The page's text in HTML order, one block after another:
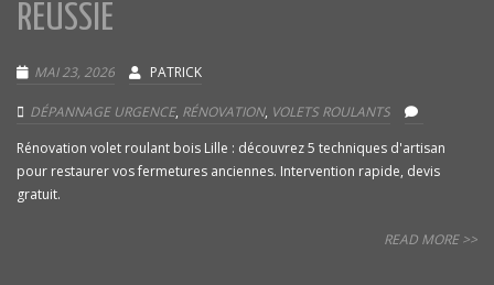
RÉUSSIE
MAI 23, 2026 PATRICK
DÉPANNAGE URGENCE, RÉNOVATION, VOLETS ROULANTS
Rénovation volet roulant bois Lille : découvrez 5 techniques d'artisan
pour restaurer vos fermetures anciennes. Intervention rapide, devis
gratuit.
READ MORE >>